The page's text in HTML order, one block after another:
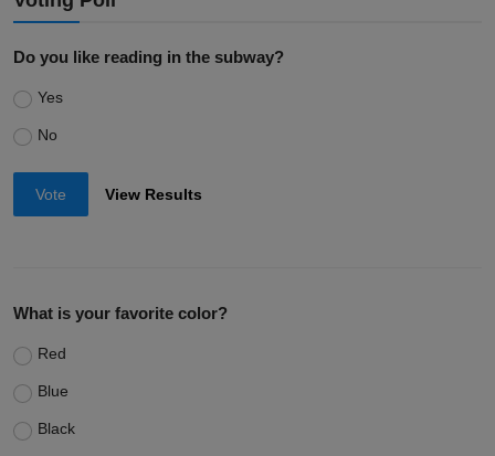
Do you like reading in the subway?
Yes
No
Vote View Results
What is your favorite color?
Red
Blue
Black